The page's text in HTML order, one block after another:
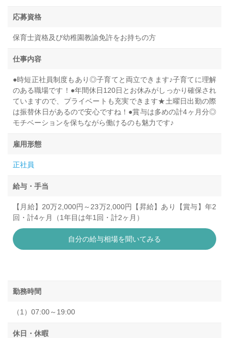
応募資格
保育士資格及び幼稚園教諭免許をお持ちの方
仕事内容
●時短正社員制度もあり◎子育てと両立できます♪子育てに理解
のある職場です！●年間休日120日とお休みがしっかり確保され
ていますので、プライベートも充実できます★土曜日出勤の際
は振替休日があるので安心ですね！●賞与は多めの計4ヶ月分◎
モチベーションを保ちながら働けるのも魅力です♪
雇用形態
正社員
給与・手当
【月給】20万2,000円～23万2,000円【昇給】あり【賞与】年2
回・計4ヶ月（1年目は年1回・計2ヶ月）
自分の給与相場を聞いてみる
勤務時間
（1）07:00～19:00
休日・休暇